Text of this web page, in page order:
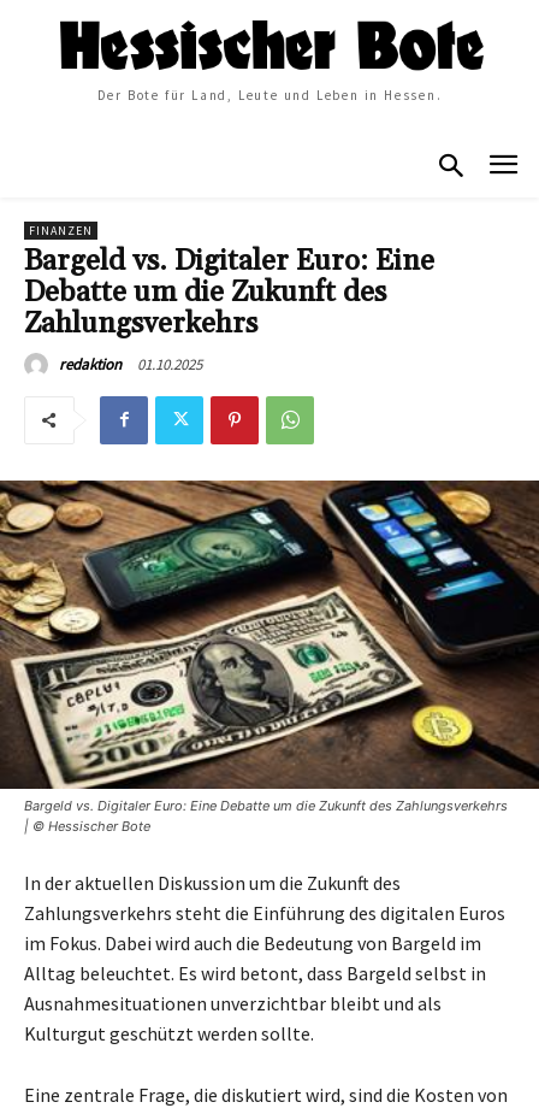
Der Bote für Land, Leute und Leben in Hessen.
FINANZEN
Bargeld vs. Digitaler Euro: Eine
Debatte um die Zukunft des
Zahlungsverkehrs
redaktion 01.10.2025
Bargeld vs. Digitaler Euro: Eine Debatte um die Zukunft des Zahlungsverkehrs
| © Hessischer Bote
In der aktuellen Diskussion um die Zukunft des
Zahlungsverkehrs steht die Einführung des digitalen Euros
im Fokus. Dabei wird auch die Bedeutung von Bargeld im
Alltag beleuchtet. Es wird betont, dass Bargeld selbst in
Ausnahmesituationen unverzichtbar bleibt und als
Kulturgut geschützt werden sollte.
Eine zentrale Frage, die diskutiert wird, sind die Kosten von